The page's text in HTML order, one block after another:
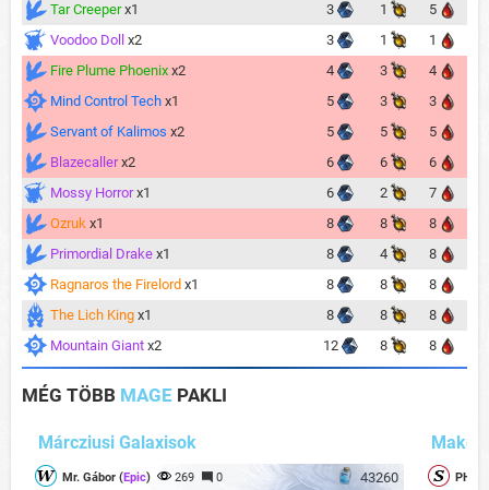
Tar Creeper x1 3 1
5
Voodoo Doll x2 3 1
1
Fire Plume Phoenix x2 4 3
4
Mind Control Tech x1 5 3
3
Servant of Kalimos x2 5 5
5
Blazecaller x2 6 6
6
Mossy Horror x1 6 2
7
Ozruk x1 8 8
8
Primordial Drake x1 8 4
8
Ragnaros the Firelord x1 8 8
8
The Lich King x1 8 8
8
Mountain Giant x2 12 8 8
MÉG TÖBB MAGE PAKLI
Márcziusi Galaxisok
43260
Mr. Gábor (Epic) 269 0
Make